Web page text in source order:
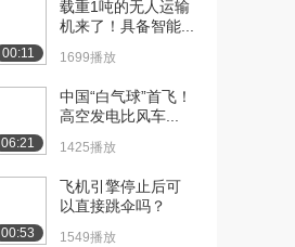
00:11
载重1吨的无人运输
机来了！具备智能...
1699播放
06:21
中国“白气球”首飞！
高空发电比风车...
1425播放
00:53
飞机引擎停止后可
以直接跳伞吗？
1549播放